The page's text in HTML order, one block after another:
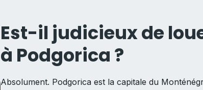
Est-il judicieux de
à Podgorica ?
Absolument. Podgorica est la capitale du